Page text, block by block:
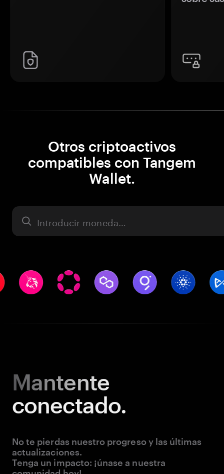
Otros criptoactivos
compatibles con Tangem
Wallet.
Activo
Mantente
conectado.
No te pierdas nuestro progreso y las últimas
actualizaciones.
Tenga un impacto: ¡únase a nuestra